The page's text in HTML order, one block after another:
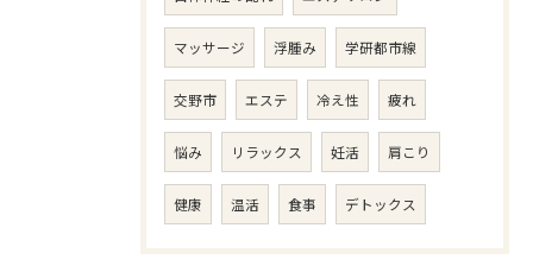
マッサージ 浮腫み 学研都市線
交野市 エステ 冷え性 疲れ
悩み リラックス 妊活 肩こり
健康 温活 食事 デトックス